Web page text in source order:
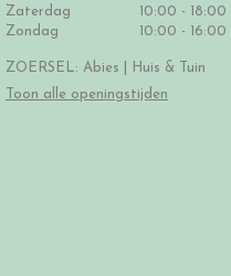
Zaterdag
10:00 - 18:00
Zondag
10:00 - 16:00
ZOERSEL: Abies | Huis & Tuin
Toon alle openingstijden